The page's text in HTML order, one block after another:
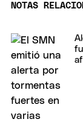
NOTAS